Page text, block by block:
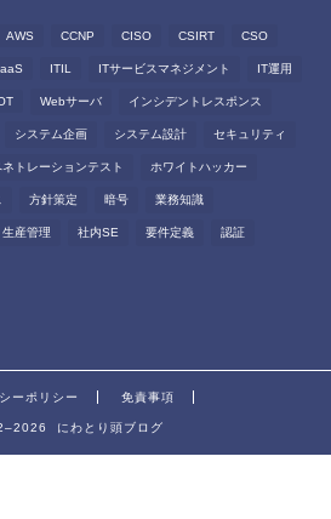
AWS CCNP CISO CSIRT CSO
ITIL ITサービスマネジメント IT運用
Webサーバ インシデントレスポンス
システム企画 システム設計 セキュリティ
ネトレーションテスト ホワイトハッカー
方針策定 暗号 業務知識
生産管理 社内SE 要件定義 認証
ーポリシー 免責事項
にわとり頭ブログ